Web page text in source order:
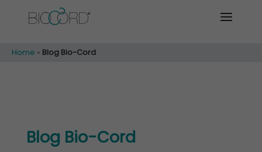
Home » Blog Bio-Cord
Blog Bio-Cord